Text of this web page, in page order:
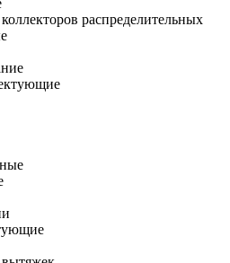
распределительных